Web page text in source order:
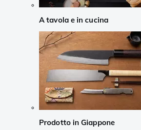
A tavola e in cucina
Prodotto in Giappone